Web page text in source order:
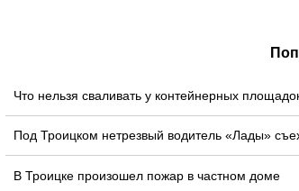
Что нельзя сваливать у контейнерных
Под Троицком нетрезвый водитель «Лады»
В Троицке произошел пожар в частном доме